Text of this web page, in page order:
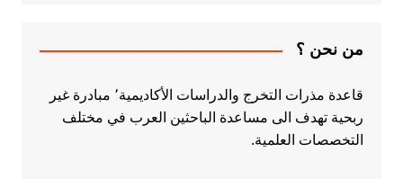
من نحن ؟
قاعدة مذرات التخرج والدراسات الأكاديمية٬ مبادرة غير
ربحية تهدف الى مساعدة الباحثين العرب في مختلف
التخصصات العلمية.